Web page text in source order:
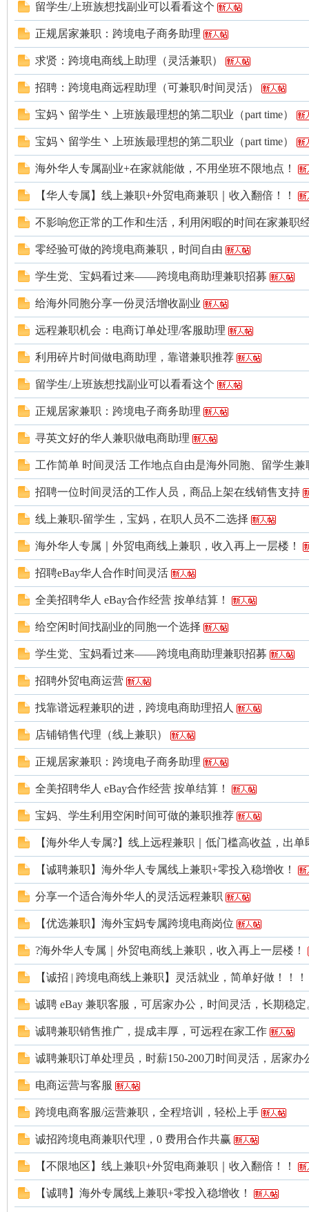
人
网
留学生/上班族想找副业可以看看这个
正规居家兼职：跨境电子商务助理
求贤：跨境电商线上助理（灵活兼职）
招聘：跨境电商远程助理（可兼职/时间灵活）
宝妈丶留学生丶上班族最理想的第二职业（part time）
宝妈丶留学生丶上班族最理想的第二职业（part time）
海外华人专属副业+在家就能做，不用坐班不限地点！
【华人专属】线上兼职+外贸电商兼职｜收入翻倍！！
不影响您正常的工作和生活，利用闲暇的时间在家兼职
零经验可做的跨境电商兼职，时间自由
学生党、宝妈看过来——跨境电商助理兼职招募
给海外同胞分享一份灵活增收副业
远程兼职机会：电商订单处理/客服助理
利用碎片时间做电商助理，靠谱兼职推荐
留学生/上班族想找副业可以看看这个
正规居家兼职：跨境电子商务助理
寻英文好的华人兼职做电商助理
工作简单 时间灵活 工作地点自由是海外同胞、留学生兼
招聘一位时间灵活的工作人员，商品上架在线销售支持
线上兼职-留学生，宝妈，在职人员不二选择
海外华人专属｜外贸电商线上兼职，收入再上一层楼！
招聘eBay华人合作时间灵活
全美招聘华人 eBay合作经营 按单结算！
给空闲时间找副业的同胞一个选择
学生党、宝妈看过来——跨境电商助理兼职招募
招聘外贸电商运营
找靠谱远程兼职的进，跨境电商助理招人
店铺销售代理（线上兼职）
正规居家兼职：跨境电子商务助理
全美招聘华人 eBay合作经营 按单结算！
宝妈、学生利用空闲时间可做的兼职推荐
【海外华人专属?】线上远程兼职｜低门槛高收益，出单
【诚聘兼职】海外华人专属线上兼职+零投入稳增收！
分享一个适合海外华人的灵活远程兼职
【优选兼职】海外宝妈专属跨境电商岗位
?海外华人专属｜外贸电商线上兼职，收入再上一层楼！
【诚招 | 跨境电商线上兼职】灵活就业，简单好做！！！
诚聘 eBay 兼职客服，可居家办公，时间灵活，长期稳定
诚聘兼职销售推广，提成丰厚，可远程在家工作
诚聘兼职订单处理员，时薪150-200刀时间灵活，居家办
电商运营与客服
跨境电商客服/运营兼职，全程培训，轻松上手
诚招跨境电商兼职代理，0 费用合作共赢
【不限地区】线上兼职+外贸电商兼职｜收入翻倍！！
【诚聘】海外专属线上兼职+零投入稳增收！